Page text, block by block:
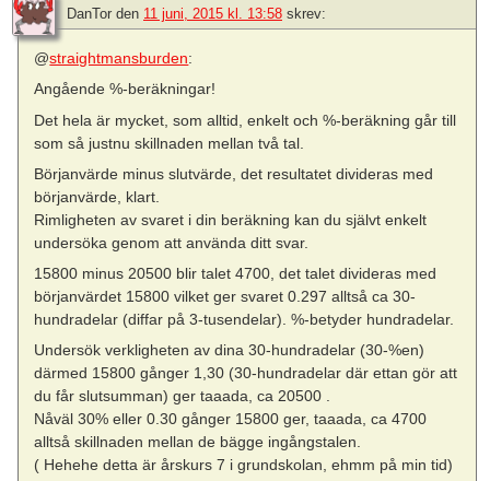
DanTor den 11 juni, 2015 kl. 13:58 skrev:
@straightmansburden:
Angående %-beräkningar!
Det hela är mycket, som alltid, enkelt och %-beräkning går till
som så justnu skillnaden mellan två tal.
Börjanvärde minus slutvärde, det resultatet divideras med
börjanvärde, klart.
Rimligheten av svaret i din beräkning kan du självt enkelt
undersöka genom att använda ditt svar.
15800 minus 20500 blir talet 4700, det talet divideras med
börjanvärdet 15800 vilket ger svaret 0.297 alltså ca 30-
hundradelar (diffar på 3-tusendelar). %-betyder hundradelar.
Undersök verkligheten av dina 30-hundradelar (30-%en)
därmed 15800 gånger 1,30 (30-hundradelar där ettan gör att
du får slutsumman) ger taaada, ca 20500 .
Nåväl 30% eller 0.30 gånger 15800 ger, taaada, ca 4700
alltså skillnaden mellan de bägge ingångstalen.
( Hehehe detta är årskurs 7 i grundskolan, ehmm på min tid)